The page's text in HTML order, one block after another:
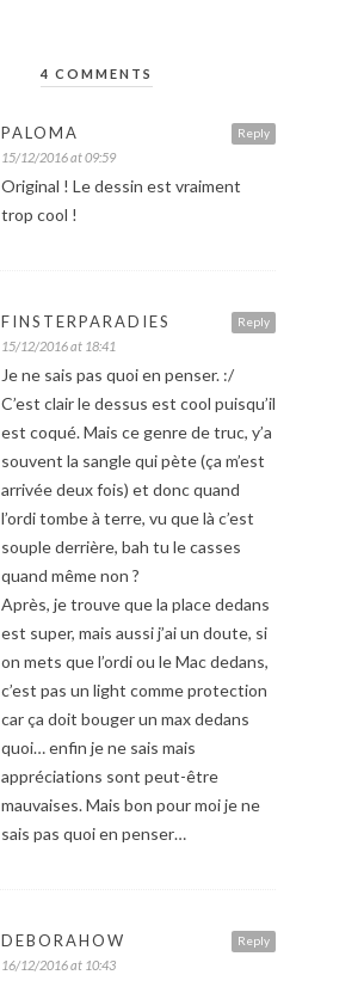
4 COMMENTS
Reply
PALOMA
15/12/2016 at 09:59
Original ! Le dessin est vraiment
trop cool !
Reply
FINSTERPARADIES
15/12/2016 at 18:41
Je ne sais pas quoi en penser. :/
C’est clair le dessus est cool puisqu’il
est coqué. Mais ce genre de truc, y’a
souvent la sangle qui pète (ça m’est
arrivée deux fois) et donc quand
l’ordi tombe à terre, vu que là c’est
souple derrière, bah tu le casses
quand même non ?
Après, je trouve que la place dedans
est super, mais aussi j’ai un doute, si
on mets que l’ordi ou le Mac dedans,
c’est pas un light comme protection
car ça doit bouger un max dedans
quoi… enfin je ne sais mais
appréciations sont peut-être
mauvaises. Mais bon pour moi je ne
sais pas quoi en penser…
Reply
DEBORAHOW
16/12/2016 at 10:43